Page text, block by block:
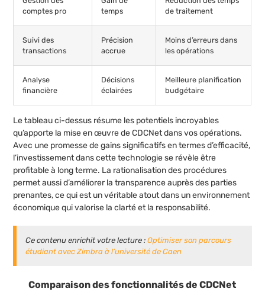
comptes pro
temps
de traitement
Suivi des
transactions
Précision
accrue
Moins d’erreurs dans
les opérations
Analyse
financière
Décisions
éclairées
Meilleure planification
budgétaire
Le tableau ci-dessus résume les potentiels incroyables
qu’apporte la mise en œuvre de CDCNet dans vos opérations.
Avec une promesse de gains significatifs en termes d’efficacité,
l’investissement dans cette technologie se révèle être
profitable à long terme. La rationalisation des procédures
permet aussi d’améliorer la transparence auprès des parties
prenantes, ce qui est un véritable atout dans un environnement
économique qui valorise la clarté et la responsabilité.
Ce contenu enrichit votre lecture :Optimiser son parcours
étudiant avec Zimbra à l’université de Caen
Comparaison des fonctionnalités de CDCNet